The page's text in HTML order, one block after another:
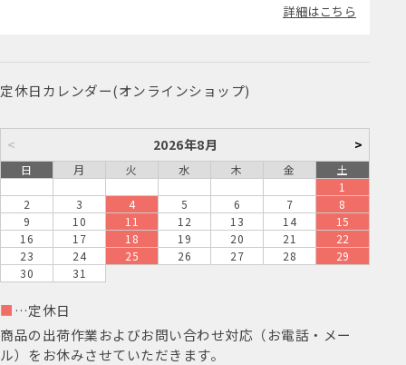
詳細はこちら
定休日カレンダー(オンラインショップ)
< 2026年8月 >
日 月 火 水 木 金
土
1
2
3 4 5 6 7
8
9
10 11 12 13 14
15
16
17 18 19 20 21
22
23
24 25 26 27 28
29
30
31
■ …定休日
商品の出荷作業およびお問い合わせ対応（お電話・メー
ル）をお休みさせていただきます。